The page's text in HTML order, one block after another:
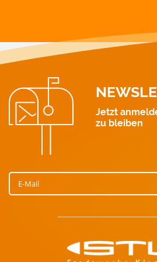
Wasser: 0463 521 411
Jetzt
zu bleiben
E-Mail